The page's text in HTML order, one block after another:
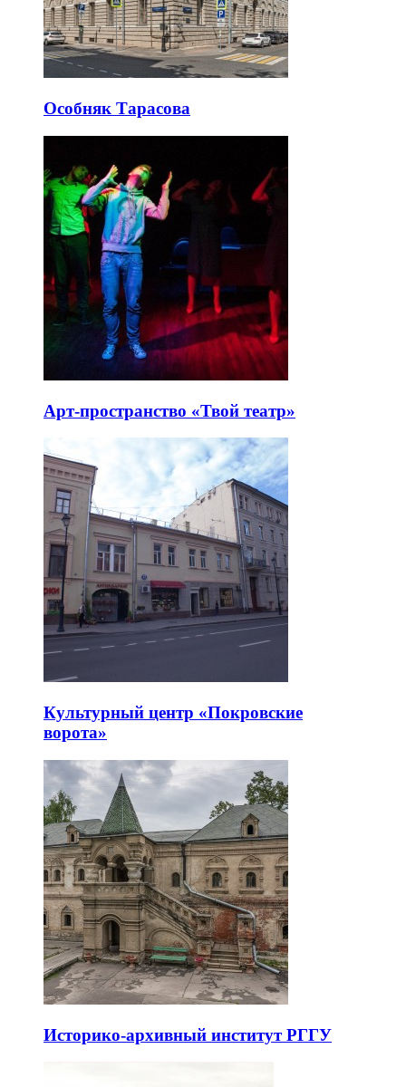
Особняк Тарасова
Арт-пространство «Твой театр»
Культурный центр «Покровские
ворота»
Историко-архивный институт РГГУ